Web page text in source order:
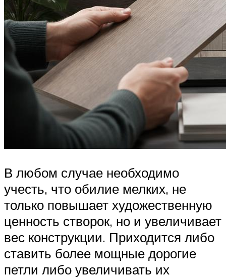
В любом случае необходимо
учесть, что обилие мелких, не
только повышает художественную
ценность створок, но и увеличивает
вес конструкции. Приходится либо
ставить более мощные дорогие
петли либо увеличивать их